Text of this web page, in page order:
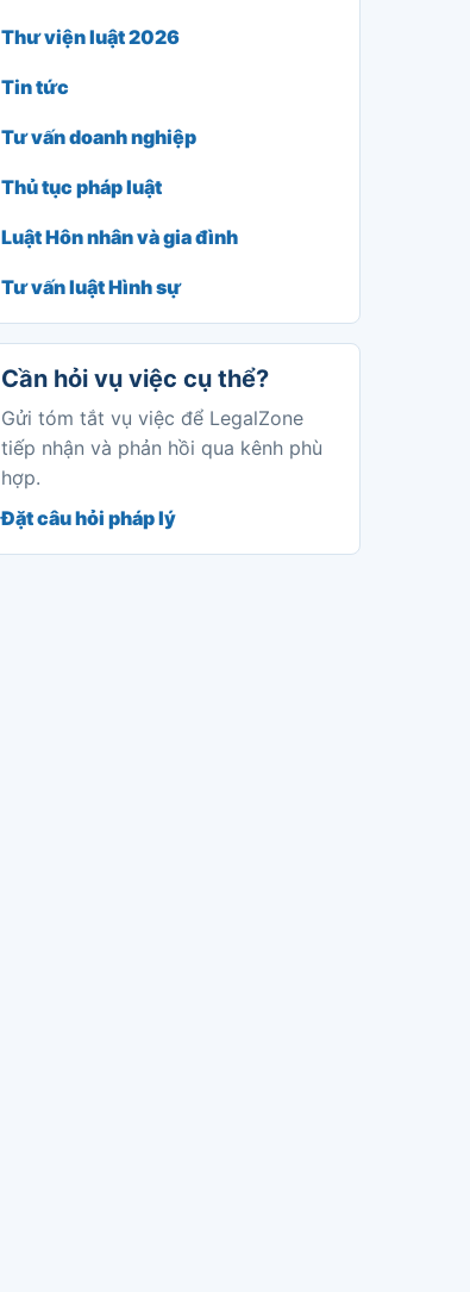
Thư viện luật 2026
Tin tức
Tư vấn doanh nghiệp
Thủ tục pháp luật
Luật Hôn nhân và gia đình
Tư vấn luật Hình sự
Cần hỏi vụ việc cụ thể?
Gửi tóm tắt vụ việc để LegalZone
tiếp nhận và phản hồi qua kênh phù
hợp.
Đặt câu hỏi pháp lý